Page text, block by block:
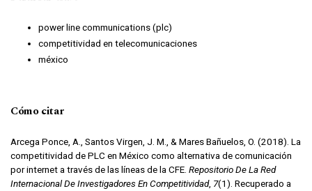
power line communications (plc)
competitividad en telecomunicaciones
méxico
Cómo citar
Arcega Ponce, A., Santos Virgen, J. M., & Mares Bañuelos, O. (2018). La
competitividad de PLC en México como alternativa de comunicación
por internet a través de las líneas de la CFE. Repositorio De La Red
Internacional De Investigadores En Competitividad, 7(1). Recuperado a